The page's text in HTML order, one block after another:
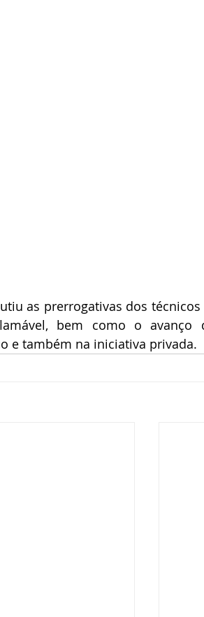
as prerrogativas dos
bem como o avanço
e também na iniciativa privada.